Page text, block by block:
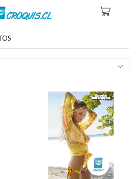
Etiquetados “cartel Bar Rafaeli”